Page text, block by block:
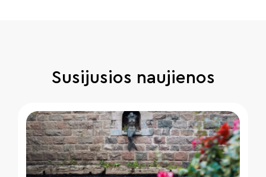
Susijusios naujienos